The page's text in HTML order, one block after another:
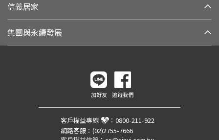
信義居家
集團與永續發展
加好友 追蹤我們
客戶權益專線 ： 0800-211-922
網路客服： (02)2755-7666